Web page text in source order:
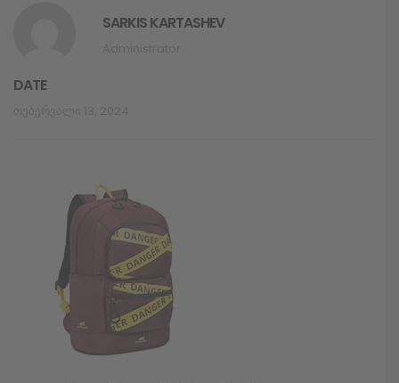
SARKIS KARTASHEV
DATE